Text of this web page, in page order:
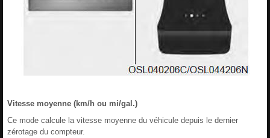
Vitesse moyenne (km/h ou mi/gal.)
Ce mode calcule la vitesse moyenne du véhicule depuis le dernier
zérotage du compteur.